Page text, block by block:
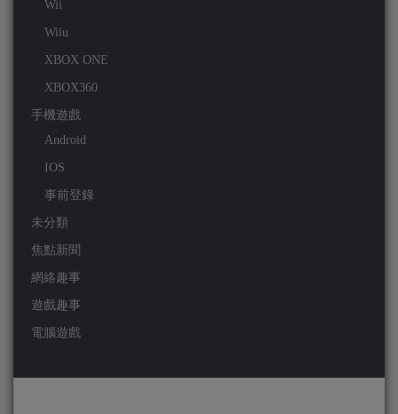
Wii
Wiiu
XBOX ONE
XBOX360
手機遊戲
Android
IOS
事前登錄
未分類
焦點新聞
網絡趣事
遊戲趣事
電腦遊戲